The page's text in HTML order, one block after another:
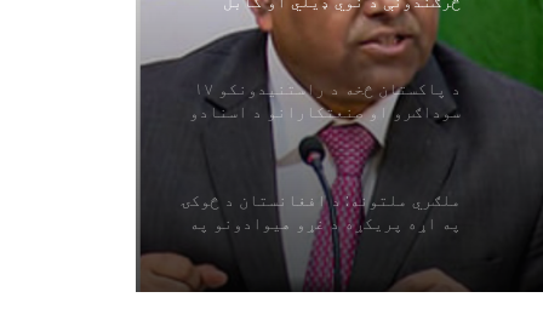
اړیکو په اړه د اسلام آباد اندیښنې
منعکسوي
د پاکستان څخه د راستنیدونکو ۱۷
سوداګرو او صنعتکارانو د اسنادو
ملګري ملتونه: د افغانستان د څوکۍ
په اړه پریکړه د غړو هیوادونو په